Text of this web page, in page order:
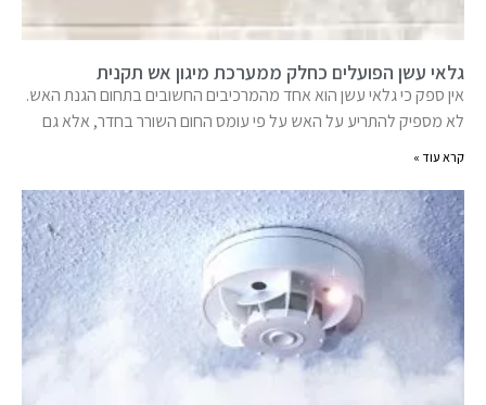
גלאי עשן הפועלים כחלק ממערכת מיגון אש תקנית
אין ספק כי גלאי עשן הוא אחד מהמרכיבים החשובים בתחום הגנת האש.
לא מספיק להתריע על האש על פי עומס החום השורר בחדר, אלא גם
קרא עוד »